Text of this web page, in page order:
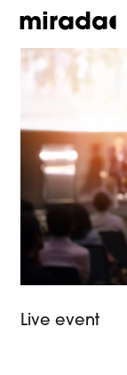
mirada
01 Accueil
Live event